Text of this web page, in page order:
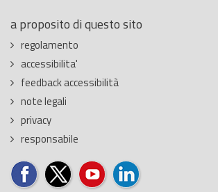
a proposito di questo sito
regolamento
accessibilita'
feedback accessibilità
note legali
privacy
responsabile